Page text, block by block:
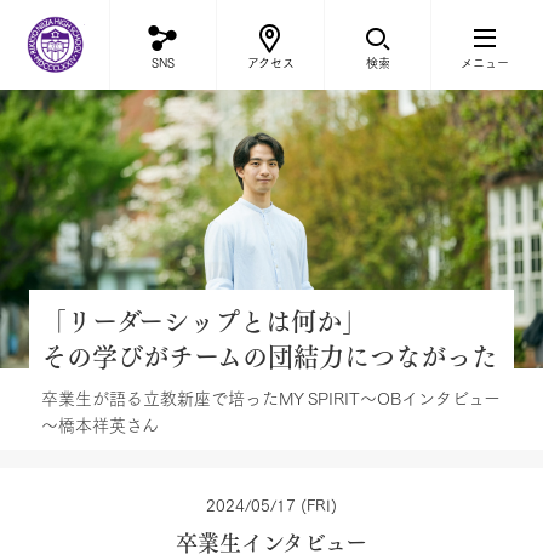
SNS アクセス 検索 メニュー
「リーダーシップとは何か」
その学びがチームの団結力につながった
卒業生が語る立教新座で培ったMY SPIRIT～OBインタビュー
～橋本祥英さん
2024/05/17 (FRI)
卒業生インタビュー